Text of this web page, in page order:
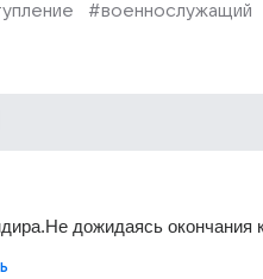
#военнослужащий
дожидаясь окончания